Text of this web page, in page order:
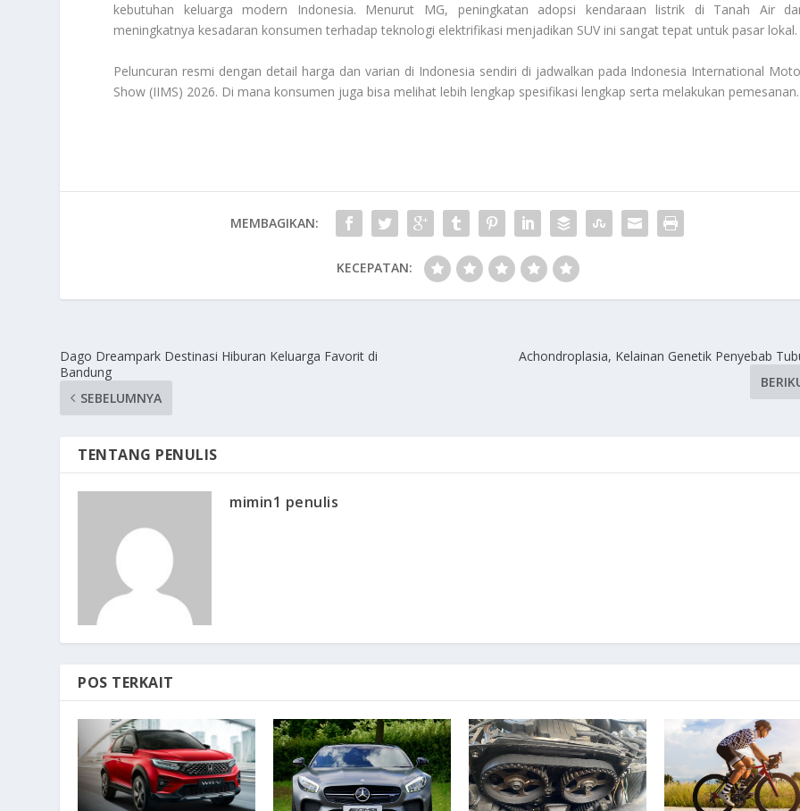
kebutuhan keluarga modern Indonesia. Menurut MG, peningkatan adopsi kendaraan listrik di Tanah Air
meningkatnya kesadaran konsumen terhadap teknologi elektrifikasi menjadikan SUV ini sangat tepat untuk pasar lokal.
Peluncuran resmi dengan detail harga dan varian di Indonesia sendiri di jadwalkan pada Indonesia International
Show (IIMS) 2026. Di mana konsumen juga bisa melihat lebih lengkap spesifikasi lengkap serta melakukan pemesanan.
MEMBAGIKAN:
KECEPATAN:
Dago Dreampark Destinasi Hiburan Keluarga Favorit di
Bandung
SEBELUMNYA
Achondroplasia, Kelainan Genetik Penyebab
TENTANG PENULIS
mimin1 penulis
POS TERKAIT